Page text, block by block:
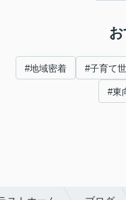
#地域密着 #子育て
#東